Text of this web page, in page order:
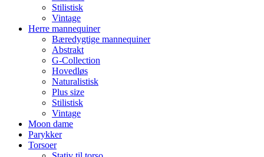
Stilistisk
Vintage
Herre mannequiner
Bæredygtige mannequiner
Abstrakt
G-Collection
Hovedløs
Naturalistisk
Plus size
Stilistisk
Vintage
Moon dame
Parykker
Torsoer